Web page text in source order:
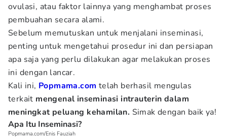
ovulasi, atau faktor lainnya yang menghambat proses
pembuahan secara alami.
Sebelum memutuskan untuk menjalani inseminasi,
penting untuk mengetahui prosedur ini dan persiapan
apa saja yang perlu dilakukan agar melakukan proses
ini dengan lancar.
Kali ini, Popmama.com telah berhasil mengulas
terkait mengenal inseminasi intrauterin dalam
meningkat peluang kehamilan. Simak dengan baik ya!
Apa Itu Inseminasi?
Popmama.com/Enis Fauziah